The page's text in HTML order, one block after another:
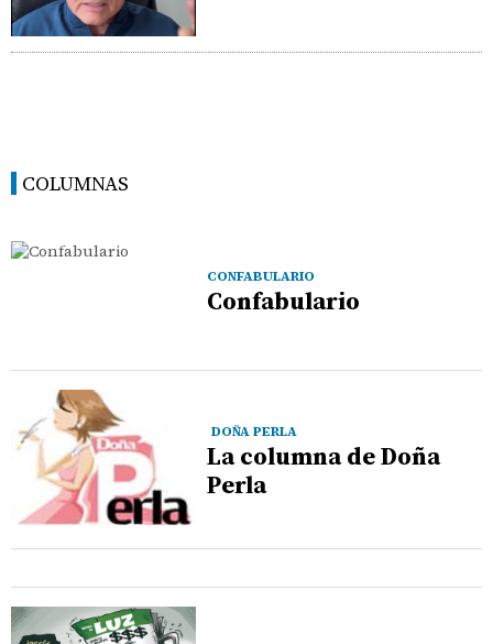
COLUMNAS
CONFABULARIO
Confabulario
DOÑA PERLA
La columna de Doña
Perla